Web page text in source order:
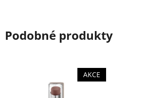
Podobné produkty
AKCE